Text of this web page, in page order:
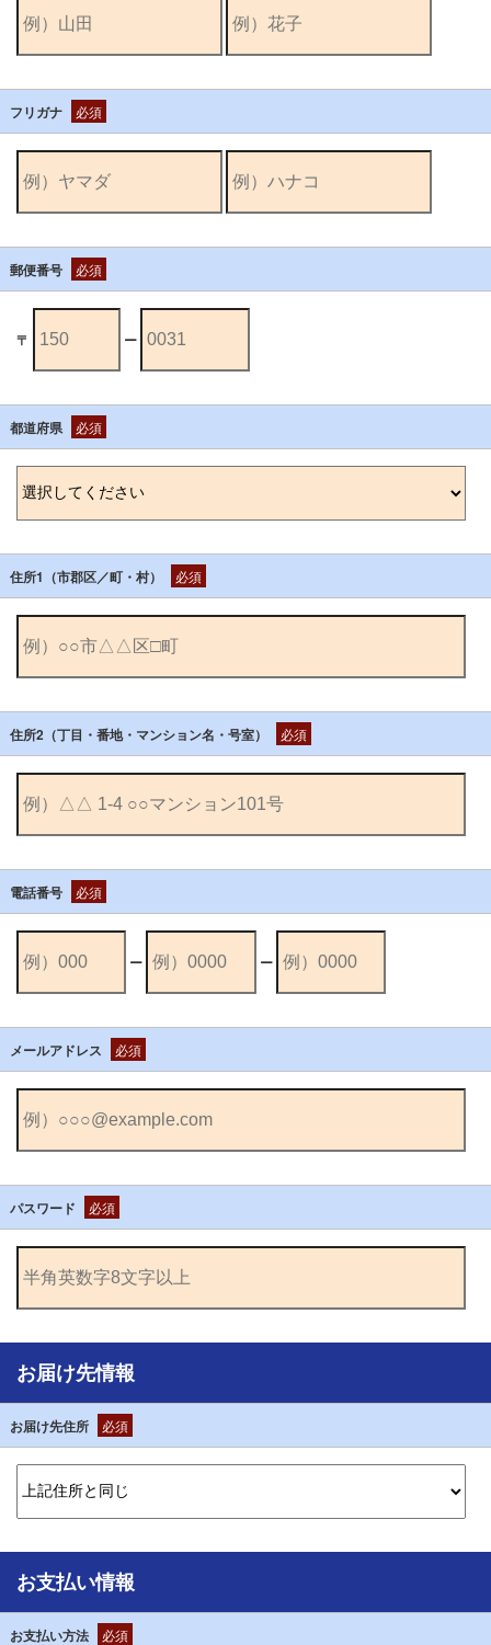
フリガナ 必須
郵便番号 必須
〒 ー
都道府県 必須
住所1（市郡区／町・村） 必須
住所2（丁目・番地・マンション名・号室） 必須
電話番号 必須
ー ー
メールアドレス 必須
パスワード 必須
お届け先情報
お届け先住所 必須
お支払い情報
お支払い方法 必須